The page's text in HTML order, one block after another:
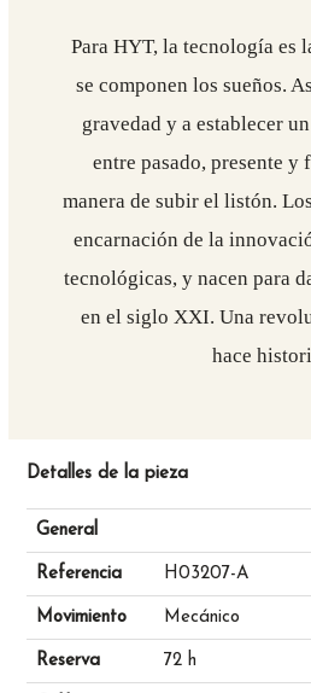
Para HYT, la tecnología es
se componen los sueños.
gravedad y a establecer
entre pasado, presente y
manera de subir el listón.
encarnación de la
tecnológicas, y nacen para
en el siglo XXI. Una
hace
Detalles de la pieza
General
Referencia H03207-A
Movimiento Mecánico
Reserva 72 h